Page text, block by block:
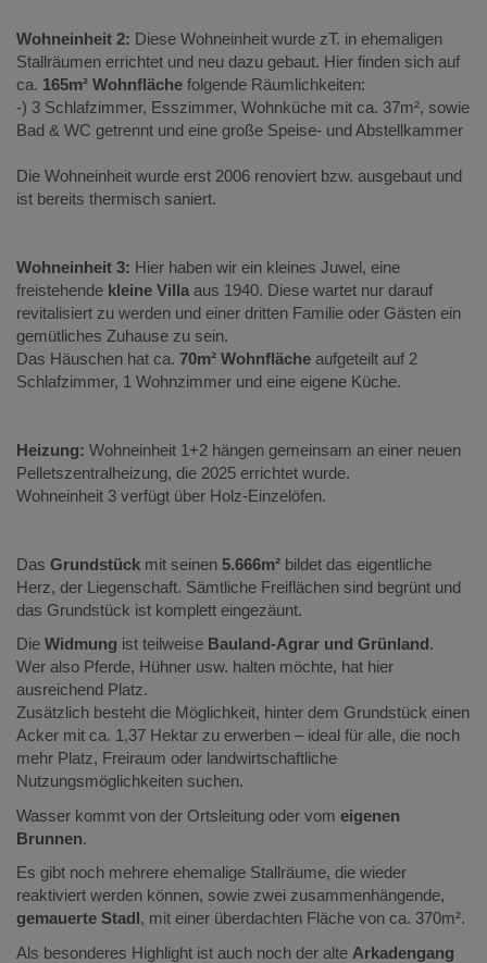
Wohneinheit 2: Diese Wohneinheit wurde zT. in ehemaligen
Stallräumen errichtet und neu dazu gebaut. Hier finden sich auf
ca. 165m² Wohnfläche folgende Räumlichkeiten:
-) 3 Schlafzimmer, Esszimmer, Wohnküche mit ca. 37m², sowie
Bad & WC getrennt und eine große Speise- und Abstellkammer
Die Wohneinheit wurde erst 2006 renoviert bzw. ausgebaut und
ist bereits thermisch saniert.
Wohneinheit 3: Hier haben wir ein kleines Juwel, eine
freistehende kleine Villa aus 1940. Diese wartet nur darauf
revitalisiert zu werden und einer dritten Familie oder Gästen ein
gemütliches Zuhause zu sein.
Das Häuschen hat ca. 70m² Wohnfläche aufgeteilt auf 2
Schlafzimmer, 1 Wohnzimmer und eine eigene Küche.
Heizung: Wohneinheit 1+2 hängen gemeinsam an einer neuen
Pelletszentralheizung, die 2025 errichtet wurde.
Wohneinheit 3 verfügt über Holz-Einzelöfen.
Das Grundstück mit seinen 5.666m² bildet das eigentliche
Herz, der Liegenschaft. Sämtliche Freiflächen sind begrünt und
das Grundstück ist komplett eingezäunt.
Die Widmung ist teilweise Bauland-Agrar und Grünland.
Wer also Pferde, Hühner usw. halten möchte, hat hier
ausreichend Platz.
Zusätzlich besteht die Möglichkeit, hinter dem Grundstück einen
Acker mit ca. 1,37 Hektar zu erwerben – ideal für alle, die noch
mehr Platz, Freiraum oder landwirtschaftliche
Nutzungsmöglichkeiten suchen.
Wasser kommt von der Ortsleitung oder vom eigenen
Brunnen.
Es gibt noch mehrere ehemalige Stallräume, die wieder
reaktiviert werden können, sowie zwei zusammenhängende,
gemauerte Stadl, mit einer überdachten Fläche von ca. 370m².
Als besonderes Highlight ist auch noch der alte Arkadengang